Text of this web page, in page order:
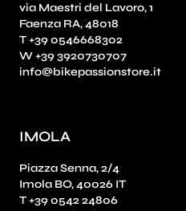
via Maestri del Lavoro, 1
Faenza RA, 48018
T +39 0546668302
W +39 3920730707
info@bikepassionstore.it
IMOLA
Piazza Senna, 2/4
Imola BO, 40026 IT
T +39 0542 24806